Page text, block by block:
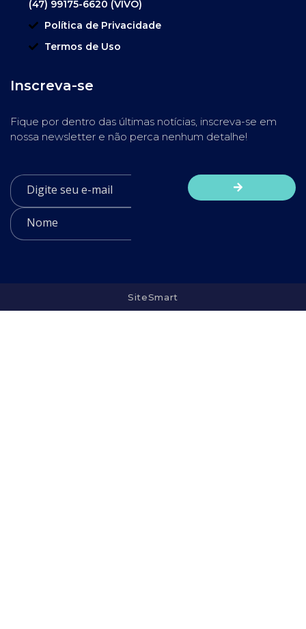
(47) 99175-6620 (VIVO)
Política de Privacidade
Termos de Uso
Inscreva-se
Fique por dentro das últimas notícias, inscreva-se em
nossa newsletter e não perca nenhum detalhe!
SiteSmart